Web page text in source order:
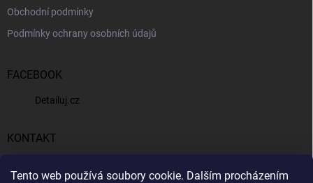
Tento web používá soubory cookie. Dalším procházením
Obchodní podmínky
Podmínky ochrany osobních údajů
FACEBOOK
Detailuj.cz
KONTAKT
gunar detailuj.cz